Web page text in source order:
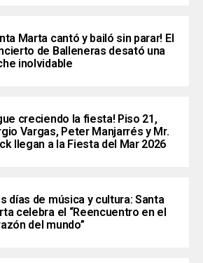
Marta cantó y bailó sin parar! El
de Balleneras desató una
inolvidable
creciendo la fiesta! Piso 21,
Vargas, Peter Manjarrés y Mr.
llegan a la Fiesta del Mar 2026
días de música y cultura: Santa
celebra el “Reencuentro en el
del mundo”